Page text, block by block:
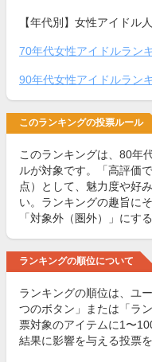
【年代別】女性アイドル
70年代女性アイドルラン
90年代女性アイドルラン
このランキングの投票ルール
このランキングは、80年
ルが対象です。「高評価
点）として、魅力度や好
い。ランキングの趣旨に
「対象外（圏外）」にす
ランキングの順位について
ランキングの順位は、ユ
つのボタン」または「ラ
票対象のアイテムに1〜
結果に影響を与える投票